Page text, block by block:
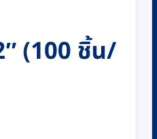
(100 ชิ้น/